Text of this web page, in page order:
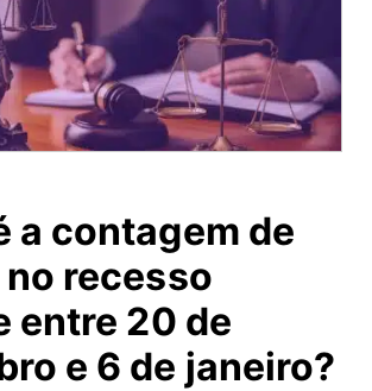
a contagem de
recesso
entre 20 de
e 6 de janeiro?